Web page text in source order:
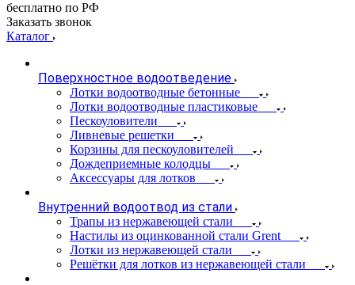
бесплатно по РФ
Заказать звонок
Каталог
Поверхностное водоотведение
Лотки водоотводные бетонные
Лотки водоотводные пластиковые
Пескоуловители
Ливневые решетки
Корзины для пескоуловителей
Дождеприемные колодцы
Аксессуары для лотков
Внутренний водоотвод из стали
Трапы из нержавеющей стали
Настилы из оцинкованной стали Grent
Лотки из нержавеющей стали
Решётки для лотков из нержавеющей стали